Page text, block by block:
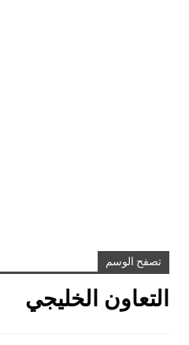
تصفح الوسم
التعاون الخليجي